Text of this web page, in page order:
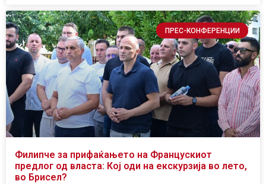
ПРЕС-КОНФЕРЕНЦИИ
Филипче за прифаќањето на Францускиот
предлог од власта: Кој оди на екскурзија во лето,
во Брисел?